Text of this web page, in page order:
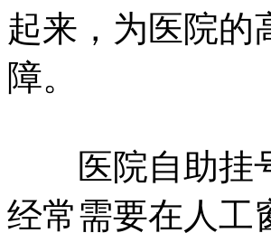
起来，为医院的
障。
医院自助挂号
经常需要在人工